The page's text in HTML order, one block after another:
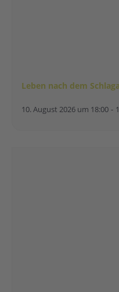
Leben nach dem
10. August 2026 um 18:00 -